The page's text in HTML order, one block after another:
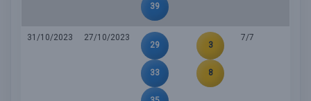
39
31/10/2023
27/10/2023
29
33
3
8
7/7